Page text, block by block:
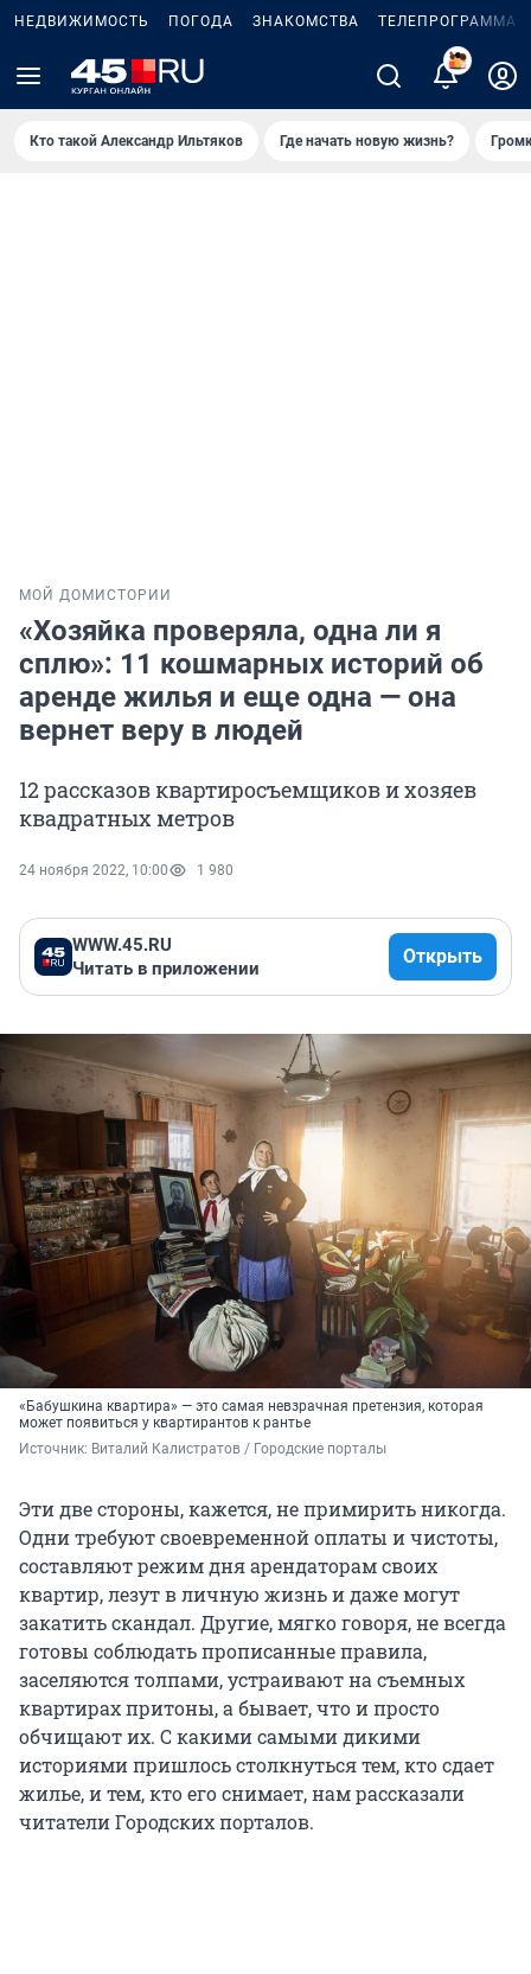
НЕДВИЖИМОСТЬ ПОГОДА ЗНАКОМСТВА ТЕЛЕПРОГРАММА
2
Кто такой Александр Ильтяков Где начать новую жизнь?
МОЙ ДОМ ИСТОРИИ
«Хозяйка проверяла, одна ли я
сплю»: 11 кошмарных историй об
аренде жилья и еще одна — она
вернет веру в людей
12 рассказов квартиросъемщиков и хозяев
квадратных метров
24 ноября 2022, 10:00 1 980
WWW.45.RU
Читать в приложении
Открыть
«Бабушкина квартира» — это самая невзрачная претензия, которая
может появиться у квартирантов к рантье
Источник: Виталий Калистратов / Городские порталы
Эти две стороны, кажется, не примирить никогда.
Одни требуют своевременной оплаты и чистоты,
составляют режим дня арендаторам своих
квартир, лезут в личную жизнь и даже могут
закатить скандал. Другие, мягко говоря, не всегда
готовы соблюдать прописанные правила,
заселяются толпами, устраивают на съемных
квартирах притоны, а бывает, что и просто
обчищают их. С какими самыми дикими
историями пришлось столкнуться тем, кто сдает
жилье, и тем, кто его снимает, нам рассказали
читатели Городских порталов.